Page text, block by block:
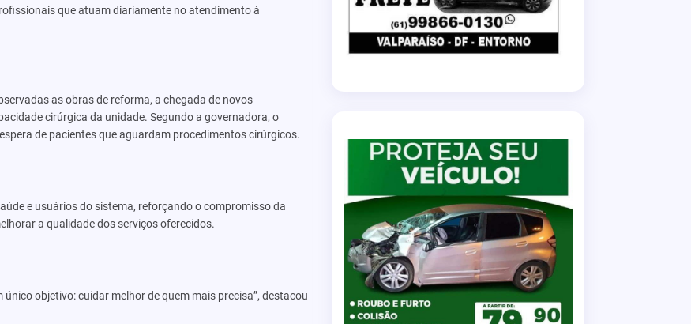
que atuam diariamente no atendimento à
as obras de reforma, a chegada de novos
cirúrgica da unidade. Segundo a governadora, o
de pacientes que aguardam procedimentos cirúrgicos.
e usuários do sistema, reforçando o compromisso da
a qualidade dos serviços oferecidos.
objetivo: cuidar melhor de quem mais precisa”, destacou